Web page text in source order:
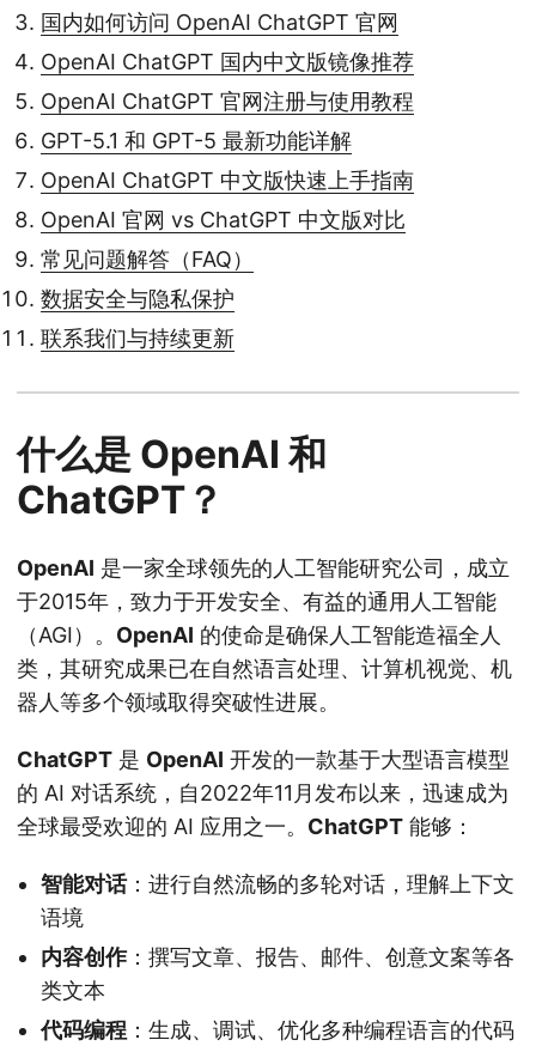
国内如何访问 OpenAI ChatGPT 官网
OpenAI ChatGPT 国内中文版镜像推荐
OpenAI ChatGPT 官网注册与使用教程
GPT-5.1 和 GPT-5 最新功能详解
OpenAI ChatGPT 中文版快速上手指南
OpenAI 官网 vs ChatGPT 中文版对比
常见问题解答（FAQ）
数据安全与隐私保护
联系我们与持续更新
什么是 OpenAI 和
ChatGPT？
OpenAI 是一家全球领先的人工智能研究公司，成立
于2015年，致力于开发安全、有益的通用人工智能
（AGI）。 OpenAI 的使命是确保人工智能造福全人
类，其研究成果已在自然语言处理、计算机视觉、机
器人等多个领域取得突破性进展。
ChatGPT 是 OpenAI 开发的一款基于大型语言模型
的 AI 对话系统，自2022年11月发布以来，迅速成为
全球最受欢迎的 AI 应用之一。 ChatGPT 能够：
智能对话：进行自然流畅的多轮对话，理解上下文
语境
内容创作：撰写文章、报告、邮件、创意文案等各
类文本
代码编程 ：生成、调试、优化多种编程语言的代码